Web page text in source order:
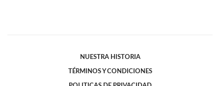
NUESTRA HISTORIA
TÉRMINOS Y CONDICIONES